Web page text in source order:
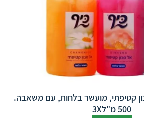
קטיפתי, מועשר בלחות, עם משאבה.
500 מ"ל3X